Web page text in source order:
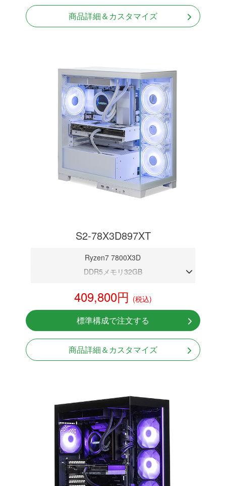
商品詳細＆カスタマイズ
S2-78X3D897XT
Ryzen7 7800X3D
DDR5メモリ32GB
NVMeSSD 1TB
無線LAN Bluetooth対応
Windows11 Home 64bit
409,800円 (税込)
標準構成で注文する
商品詳細＆カスタマイズ